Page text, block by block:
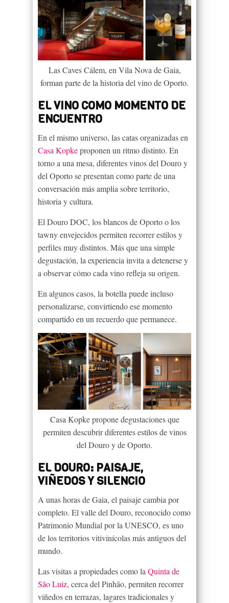
Las Caves Cálem, en Vila Nova de Gaia,
forman parte de la historia del vino de Oporto.
EL VINO COMO MOMENTO DE
ENCUENTRO
En el mismo universo, las catas organizadas en
Casa Kopkeproponen un ritmo distinto. En
torno a una mesa, diferentes vinos del Douro y
del Oporto se presentan como parte de una
conversación más amplia sobre territorio,
historia y cultura.
El Douro DOC, los blancos de Oporto o los
tawny envejecidos permiten recorrer estilos y
perfiles muy distintos. Más que una simple
degustación, la experiencia invita a detenerse y
a observar cómo cada vino refleja su origen.
En algunos casos, la botella puede incluso
personalizarse, convirtiendo ese momento
compartido en un recuerdo que permanece.
Casa Kopke propone degustaciones que
permiten descubrir diferentes estilos de vinos
del Douro y de Oporto.
EL DOURO: PAISAJE,
VIÑEDOS Y SILENCIO
A unas horas de Gaia, el paisaje cambia por
completo. El valle del Douro, reconocido como
Patrimonio Mundial por la UNESCO, es uno
de los territorios vitivinícolas más antiguos del
mundo.
Las visitas a propiedades como la Quinta de
São Luiz, cerca del Pinhão, permiten recorrer
viñedos en terrazas, lagares tradicionales y